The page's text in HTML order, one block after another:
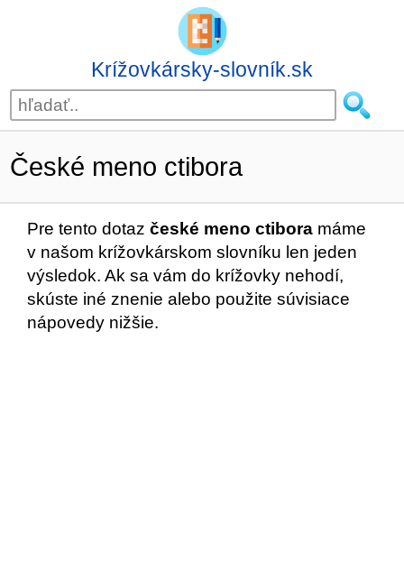
Krížovkársky-slovník.sk
České meno ctibora
Pre tento dotaz české meno ctibora máme
v našom krížovkárskom slovníku len jeden
výsledok. Ak sa vám do krížovky nehodí,
skúste iné znenie alebo použite súvisiace
nápovedy nižšie.